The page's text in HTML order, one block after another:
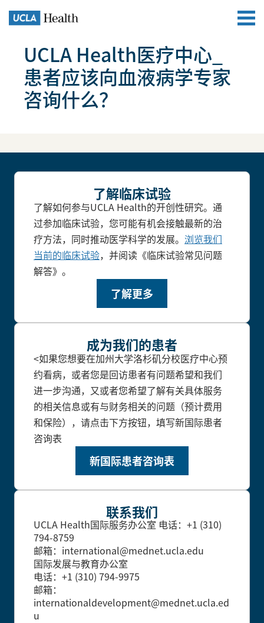
UCLA Health医疗中心_
患者应该向血液病学专家
咨询什么？
了解临床试验
了解如何参与UCLA Health的开创性研究。通
过参加临床试验，您可能有机会接触最新的治
疗方法，同时推动医学科学的发展。 浏览我们
当前的临床试验，并阅读《临床试验常见问题
解答》。
了解更多
成为我们的患者
<如果您想要在加州大学洛杉矶分校医疗中心预
约看病，或者您是回访患者有问题希望和我们
进一步沟通，又或者您希望了解有关具体服务
的相关信息或有与财务相关的问题（预计费用
和保险），请点击下方按钮，填写新国际患者
咨询表
新国际患者咨询表
联系我们
UCLA Health国际服务办公室 电话：+1 (310)
794-8759
邮箱：international@mednet.ucla.edu
国际发展与教育办公室
电话：+1 (310) 794-9975
邮箱：
internationaldevelopment@mednet.ucla.ed
u